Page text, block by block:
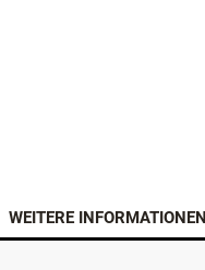
WEITERE INFORMATIONEN